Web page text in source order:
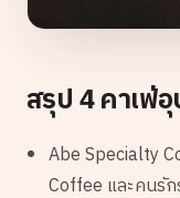
สรุป 4 คาเฟ่
Abe Specialty
Coffee และคนรั